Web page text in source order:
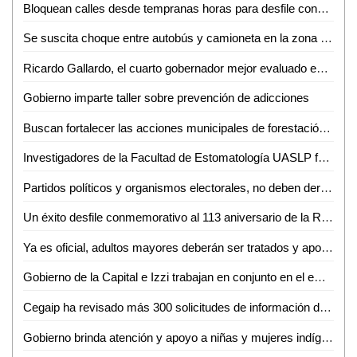
Bloquean calles desde tempranas horas para desfile conmemorativo
Se suscita choque entre autobús y camioneta en la zona centro de Ciudad Valles
Ricardo Gallardo, el cuarto gobernador mejor evaluado en el periodo de octubre 2023
Gobierno imparte taller sobre prevención de adicciones
Buscan fortalecer las acciones municipales de forestación urbana, volviéndolas parte de un programa permanente
Investigadores de la Facultad de Estomatología UASLP fueron reconocidos a nivel internacional
Partidos políticos y organismos electorales, no deben derrochar recursos públicos en propaganda durante el próximo proceso electoral
Un éxito desfile conmemorativo al 113 aniversario de la Revolución
Ya es oficial, adultos mayores deberán ser tratados y apoyados en sus trámites
Gobierno de la Capital e Izzi trabajan en conjunto en el embellecimiento de San Luis Potosí
Cegaip ha revisado más 300 solicitudes de información de las dependencias "opacas"
Gobierno brinda atención y apoyo a niñas y mujeres indígenas